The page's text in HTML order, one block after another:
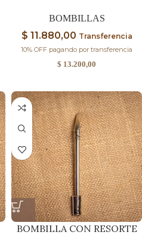
BOMBILLAS
$ 11.880,00 Transferencia
10% OFF pagando por transferencia
$ 13.200,00
BOMBILLA CON RESORTE